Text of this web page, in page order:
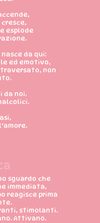
esplode
da qui:
ed emotivo,
non
da noi.
sguardo che
immediata,
reagisce prima
stimolanti.
Attivano.